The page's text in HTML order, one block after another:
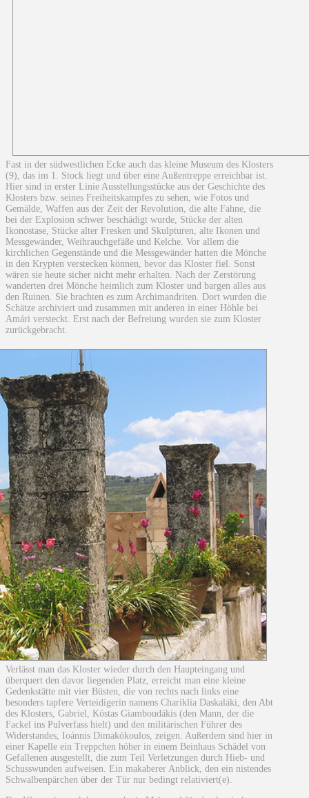
Fast in der südwestlichen Ecke auch das kleine Museum des Klosters
(9), das im 1. Stock liegt und über eine Außentreppe erreichbar ist.
Hier sind in erster Linie Ausstellungsstücke aus der Geschichte des
Klosters bzw. seines Freiheitskampfes zu sehen, wie Fotos und
Gemälde, Waffen aus der Zeit der Revolution, die alte Fahne, die
bei der Explosion schwer beschädigt wurde, Stücke der alten
Ikonostase, Stücke alter Fresken und Skulpturen, alte Ikonen und
Messgewänder, Weihrauchgefäße und Kelche. Vor allem die
kirchlichen Gegenstände und die Messgewänder hatten die Mönche
in den Krypten verstecken können, bevor das Kloster fiel. Sonst
wären sie heute sicher nicht mehr erhalten. Nach der Zerstörung
wanderten drei Mönche heimlich zum Kloster und bargen alles aus
den Ruinen. Sie brachten es zum Archimandriten. Dort wurden die
Schätze archiviert und zusammen mit anderen in einer Höhle bei
Amári versteckt. Erst nach der Befreiung wurden sie zum Kloster
zurückgebracht.
Verlässt man das Kloster wieder durch den Haupteingang und
überquert den davor liegenden Platz, erreicht man eine kleine
Gedenkstätte mit vier Büsten, die von rechts nach links eine
besonders tapfere Verteidigerin namens Charíklia Daskaláki, den Abt
des Klosters, Gabriel, Kóstas Giamboudákis (den Mann, der die
Fackel ins Pulverfass hielt) und den militärischen Führer des
Widerstandes, Ioánnis Dimakókoulos, zeigen. Außerdem sind hier in
einer Kapelle ein Treppchen höher in einem Beinhaus Schädel von
Gefallenen ausgestellt, die zum Teil Verletzungen durch Hieb- und
Schusswunden aufweisen. Ein makaberer Anblick, den ein nistendes
Schwalbenpärchen über der Tür nur bedingt relativiert(e).